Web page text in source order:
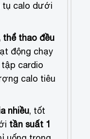
tụ calo dưới
thể thao đều
động chạy
tập cardio
calo tiêu
nhiều, tốt
tần suất 1